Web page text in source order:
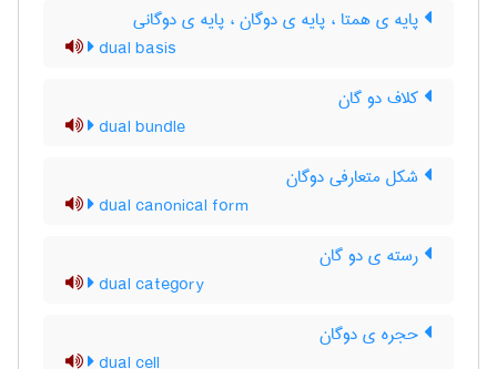
پایه ی همتا ، پایه ی دوگان ، پایه ی دوگانی
dual basis
کلاف دو گان
dual bundle
شکل متعارفی دوگان
dual canonical form
رسته ی دو گان
dual category
حجره ی دوگان